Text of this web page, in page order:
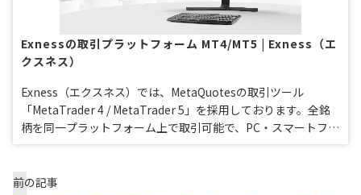
Exnessの取引プラットフォーム MT4/MT5 | Exness（エ
クスネス）
Exness（エクスネス）では、MetaQuotesの取引ツール
「MetaTrader 4 / MetaTrader 5」を採用しております。全銘
柄を同一プラットフォーム上で取引可能で、PC・スマートフォ
ンなどの様々なデバイスからご利用頂けます。
前の記事